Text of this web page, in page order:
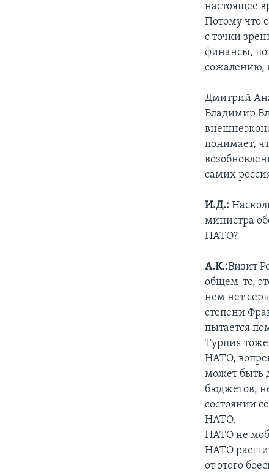
настоящее
Потому что
с точки
финансы,
сожалению,
Дмитрий
Владимир
понимает,
самих
И.Д.:
министра
НАТО?
А.К.:Визит
общем-то,
нем нет
степени
пытается
Турция
НАТО,
может быть
бюджетов,
состоянии
НАТО.
НАТО не
НАТО
от этого